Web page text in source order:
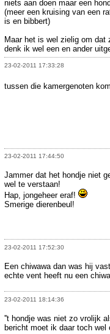
niets aan doen maar een
(meer een kruising van een
is en bibbert)
Maar het is wel zielig om dat
denk ik wel een en ander
23-02-2011 17:33:28
tussen die kamergenoten
23-02-2011 17:44:50
Jammer dat het hondje niet
wel te verstaan!
Hap, jongeheer eraf!
Smerige dierenbeul!
23-02-2011 17:52:30
Een chiwawa dan was hij
echte vent heeft nu een
23-02-2011 18:14:36
''t hondje was niet zo vrolijk
bericht moet ik daar toch wel